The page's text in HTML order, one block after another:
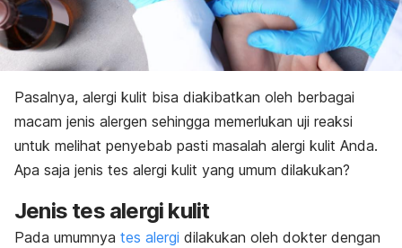
Pasalnya, alergi kulit bisa diakibatkan oleh berbagai
macam jenis alergen sehingga memerlukan uji reaksi
untuk melihat penyebab pasti masalah alergi kulit Anda.
Apa saja jenis tes alergi kulit yang umum dilakukan?
Jenis tes alergi kulit
Pada umumnya tes alergi dilakukan oleh dokter dengan